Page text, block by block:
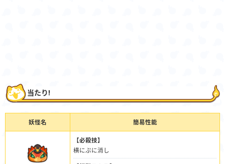
当たり!
妖怪名 簡易性能
【必殺技】
横にぷに消し